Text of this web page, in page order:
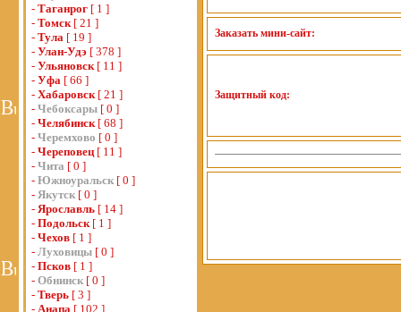
- Таганрог [ 1 ]
- Томск[ 21 ]
- Тула [ 19 ]
- Улан-Удэ [ 378 ]
- Ульяновск[ 11 ]
- Уфа [ 66 ]
- Хабаровск[ 21 ]
- Чебоксары [ 0 ]
- Челябинск[ 68 ]
- Черемхово [ 0 ]
- Череповец[ 11 ]
- Чита [ 0 ]
- Южноуральск [ 0 ]
- Якутск [ 0 ]
- Ярославль [ 14 ]
- Подольск[ 1 ]
- Чехов [ 1 ]
- Луховицы [ 0 ]
- Псков [ 1 ]
- Обнинск [ 0 ]
- Тверь [ 3 ]
- Анапа [ 102 ]
Заказать мини-сайт:
Защитный код: